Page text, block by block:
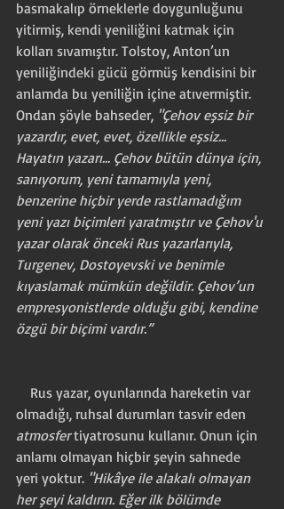
basmakalıp örneklerle doygunluğunu
yitirmiş, kendi yeniliğini katmak için
kolları sıvamıştır. Tolstoy, Anton’un
yeniliğindeki gücü görmüş kendisini bir
anlamda bu yeniliğin içine atıvermiştir.
Ondan şöyle bahseder, "Çehov eşsiz bir
yazardır, evet, evet, özellikle eşsiz...
Hayatın yazarı... Çehov bütün dünya için,
sanıyorum, yeni tamamıyla yeni,
benzerine hiçbir yerde rastlamadığım
yeni yazı biçimleri yarat­mıştır ve Çehov'u
yazar olarak önceki Rus yazarlarıyla,
Turgenev, Dostoyevski ve benimle
kıyaslamak mümkün değildir. Çehov’un
empresyonistlerde olduğu gibi, kendine
özgü bir biçimi vardır.”
olmadığı, ruhsal durumları tasvir eden
atmosfer tiyatrosunu kullanır. Onun için
anlamı olmayan hiçbir şeyin sahnede
yeri yoktur. "Hikâye ile alakalı olmayan
her şeyi kaldırın. Eğer ilk bölümde